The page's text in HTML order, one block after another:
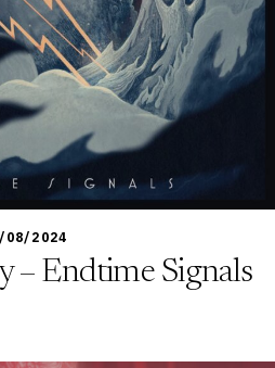
08/2024
– Endtime Signals